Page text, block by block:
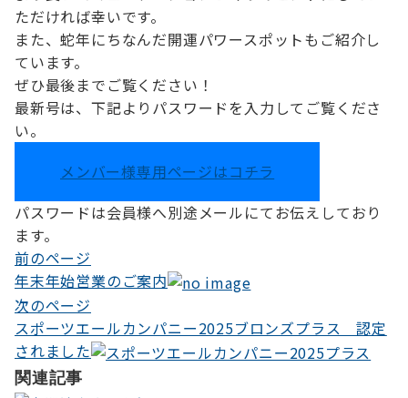
ただければ幸いです。
また、蛇年にちなんだ開運パワースポットもご紹介し
ています。
ぜひ最後までご覧ください！
最新号は、下記よりパスワードを入力してご覧くださ
い。
メンバー様専用ページはコチラ
パスワードは会員様へ別途メールにてお伝えしており
ます。
投
稿
ナ
ビ
ゲ
前のページ
年末年始営業のご案内
次のページ
スポーツエールカンパニー2025ブロンズプラス 認定
されました
関連記事